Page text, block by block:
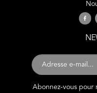
Abonnez-vous pour